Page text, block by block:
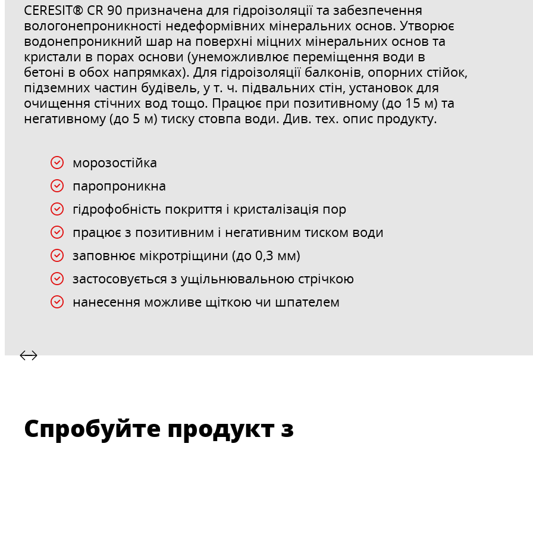
CERESIT® CR 90 призначена для гідроізоляції та забезпечення
вологонепроникності недеформівних мінеральних основ. Утворює
водонепроникний шар на поверхні міцних мінеральних основ та
кристали в порах основи (унеможливлює переміщення води в
бетоні в обох напрямках). Для гідроізоляції балконів, опорних стійок,
підземних частин будівель, у т. ч. підвальних стін, установок для
очищення стічних вод тощо. Працює при позитивному (до 15 м) та
негативному (до 5 м) тиску стовпа води. Див. тех. опис продукту.
морозостійка
паропроникна
гідрофобність покриття і кристалізація пор
працює з позитивним і негативним тиском води
заповнює мікротріщини (до 0,3 мм)
застосовується з ущільнювальною стрічкою
нанесення можливе щіткою чи шпателем
Спробуйте продукт з